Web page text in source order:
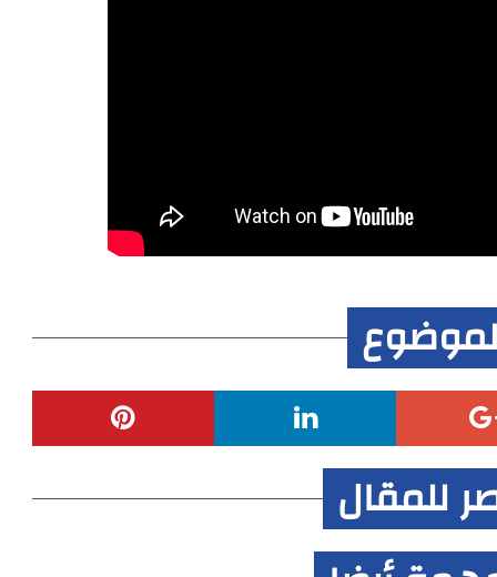
للمقال